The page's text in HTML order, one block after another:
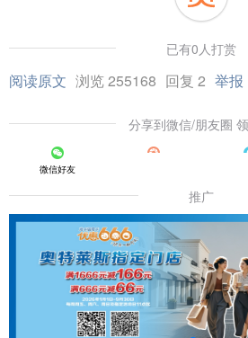
已有0人打赏
阅读原文 浏览 255168 回复 2 举报
分享到微信/朋友圈
微信好友
推广